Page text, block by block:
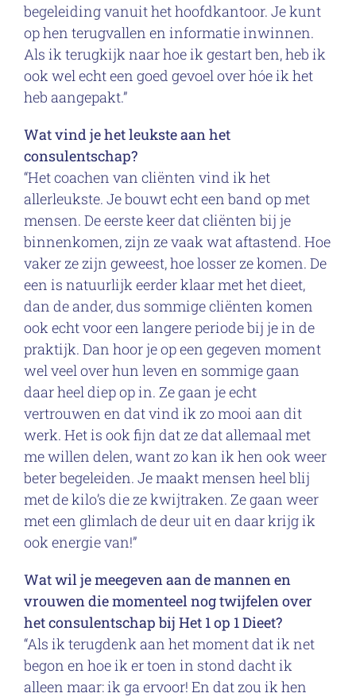
begeleiding vanuit het hoofdkantoor. Je kunt
op hen terugvallen en informatie inwinnen.
Als ik terugkijk naar hoe ik gestart ben, heb ik
ook wel echt een goed gevoel over hóe ik het
heb aangepakt.”
Wat vind je het leukste aan het
consulentschap?
“Het coachen van cliënten vind ik het
allerleukste. Je bouwt echt een band op met
mensen. De eerste keer dat cliënten bij je
binnenkomen, zijn ze vaak wat aftastend. Hoe
vaker ze zijn geweest, hoe losser ze komen. De
een is natuurlijk eerder klaar met het dieet,
dan de ander, dus sommige cliënten komen
ook echt voor een langere periode bij je in de
praktijk. Dan hoor je op een gegeven moment
wel veel over hun leven en sommige gaan
daar heel diep op in. Ze gaan je echt
vertrouwen en dat vind ik zo mooi aan dit
werk. Het is ook fijn dat ze dat allemaal met
me willen delen, want zo kan ik hen ook weer
beter begeleiden. Je maakt mensen heel blij
met de kilo’s die ze kwijtraken. Ze gaan weer
met een glimlach de deur uit en daar krijg ik
ook energie van!”
Wat wil je meegeven aan de mannen en
vrouwen die momenteel nog twijfelen over
het consulentschap bij Het 1 op 1 Dieet?
“Als ik terugdenk aan het moment dat ik net
begon en hoe ik er toen in stond dacht ik
alleen maar: ik ga ervoor! En dat zou ik hen